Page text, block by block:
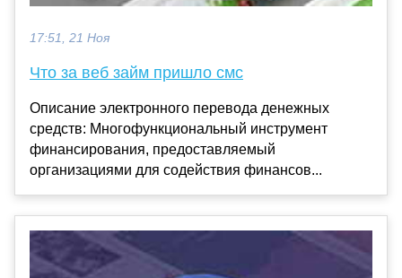
17:51, 21 Ноя
Что за веб займ пришло смс
Описание электронного перевода денежных
средств: Многофункциональный инструмент
финансирования, предоставляемый
организациями для содействия финансов...